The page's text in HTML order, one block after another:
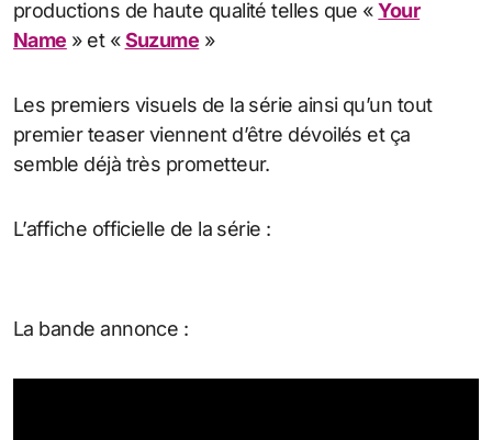
productions de haute qualité telles que «Your
Name » et «Suzume »
Les premiers visuels de la série ainsi qu’un tout
premier teaser viennent d’être dévoilés et ça
semble déjà très prometteur.
L’affiche officielle de la série :
La bande annonce :